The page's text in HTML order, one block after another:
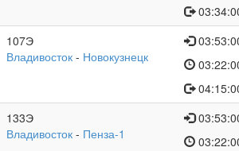
107Э
Владивосток - Новокузнецк
133Э
Владивосток - Пенза-1